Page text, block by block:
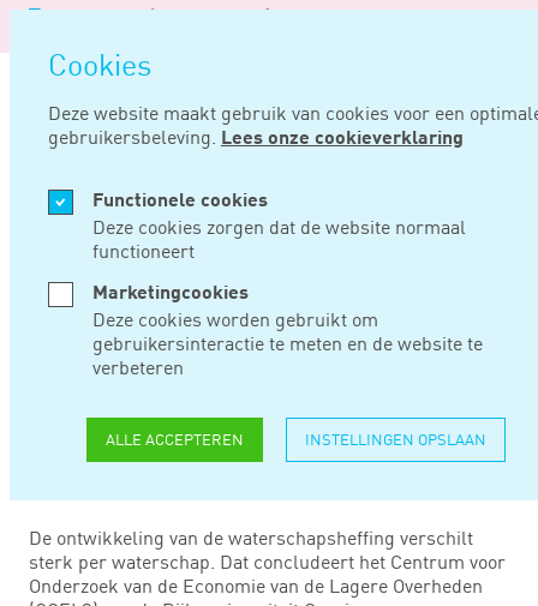
overslaan
Cookies
Deze website maakt gebruik van cookies voor een
gebruikersbeleving. Lees onze cookieverklaring
Functionele cookies
Deze cookies zorgen dat de website normaal
functioneert
Marketingcookies
Deze cookies worden gebruikt om
gebruikersinteractie te meten en de website te
verbeteren
ALLE ACCEPTEREN INSTELLINGEN OPSLAAN
Logo
Noord
Negentig
JAN 30, 2019
GROTE REGIONALE
VERSCHILLEN IN
De ontwikkeling van de waterschapsheffing verschilt
sterk per waterschap. Dat concludeert het Centrum voor
Onderzoek van de Economie van de Lagere Overheden